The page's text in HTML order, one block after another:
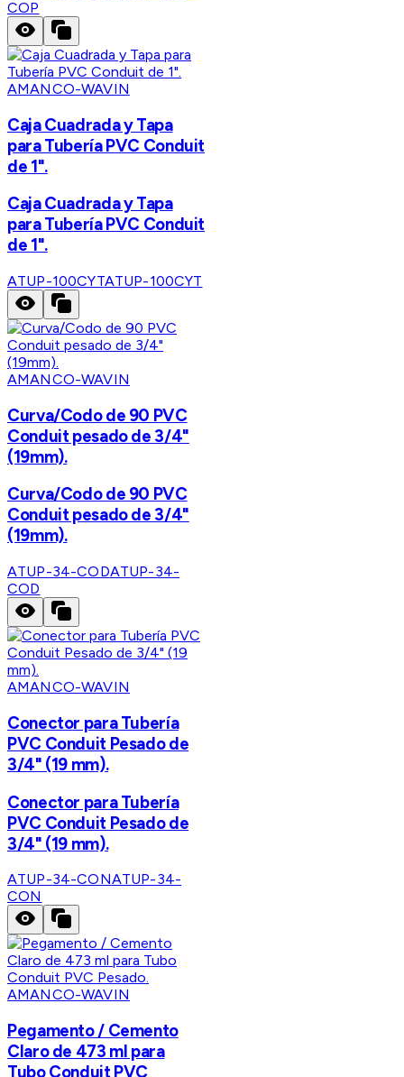
COP
AMANCO-WAVIN
Caja Cuadrada y Tapa
para Tubería PVC Conduit
de 1".
Caja Cuadrada y Tapa
para Tubería PVC Conduit
de 1".
ATUP-100CYTATUP-100CYT
AMANCO-WAVIN
Curva/Codo de 90 PVC
Conduit pesado de 3/4"
(19mm).
Curva/Codo de 90 PVC
Conduit pesado de 3/4"
(19mm).
ATUP-34-CODATUP-34-
COD
AMANCO-WAVIN
Conector para Tubería
PVC Conduit Pesado de
3/4" (19 mm).
Conector para Tubería
PVC Conduit Pesado de
3/4" (19 mm).
ATUP-34-CONATUP-34-
CON
AMANCO-WAVIN
Pegamento / Cemento
Claro de 473 ml para
Tubo Conduit PVC